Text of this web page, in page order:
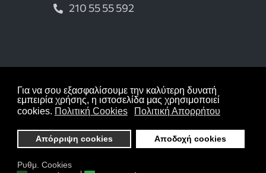
Για να σου εξασφαλίσουμε την καλύτερη δυνατή
εμπειρία χρήσης, η ιστοσελίδα μας χρησιμοποιεί
cookies. Πολιτική Cookies Πολιτική Απορρήτου
Απόρριψη cookies Αποδοχή cookies
Ρυθμ. Cookies
210 55 55 592
Πολιτική απορρήτου
Πολιτική cookies
Copyright © 2026 tsokastzakia.gr Με την
Κατασκευή Ιστοσελίδων